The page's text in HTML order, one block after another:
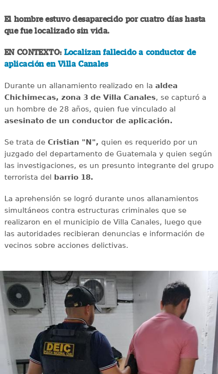
El hombre estuvo desaparecido por cuatro días hasta
que fue localizado sin vida.
EN CONTEXTO:Localizan fallecido a conductor de
aplicación en Villa Canales
Durante un allanamiento realizado en la aldea
Chichimecas, zona 3 de Villa Canales, se capturó a
un hombre de 28 años, quien fue vinculado al
asesinato de un conductor de aplicación.
Se trata de Cristian "N", quien es requerido por un
juzgado del departamento de Guatemala y quien según
las investigaciones, es un presunto integrante del grupo
terrorista del barrio 18.
La aprehensión se logró durante unos allanamientos
simultáneos contra estructuras criminales que se
realizaron en el municipio de Villa Canales, luego que
las autoridades recibieran denuncias e información de
vecinos sobre acciones delictivas.